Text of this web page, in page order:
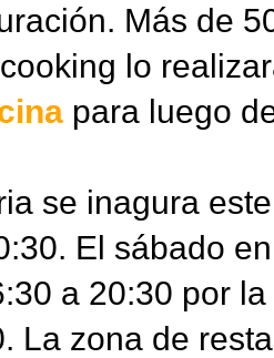
Más de
lo
para luego
se inagura
El sábado
a 20:30 por
La zona de